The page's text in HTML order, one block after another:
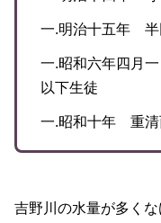
一.明治十五年 半
一.昭和六年四月
以下生徒
一.昭和十年 重清
吉野川の水量が多く